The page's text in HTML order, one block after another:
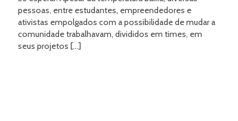
pessoas, entre estudantes, empreendedores e
ativistas empolgados com a possibilidade de mudar a
comunidade trabalhavam, divididos em times, em
seus projetos […]